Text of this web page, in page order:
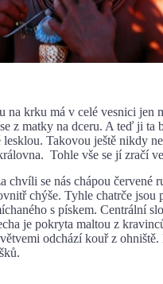
má v celé vesnici jen
z matky na dceru. A teď ji ta
lesklou. Takovou ještě nikdy
Tohle vše se jí zračí
se nás chápou červené
chýše. Tyhle chatrče jsou
s pískem. Centrální
je pokryta maltou z
odchází kouř z ohniště.